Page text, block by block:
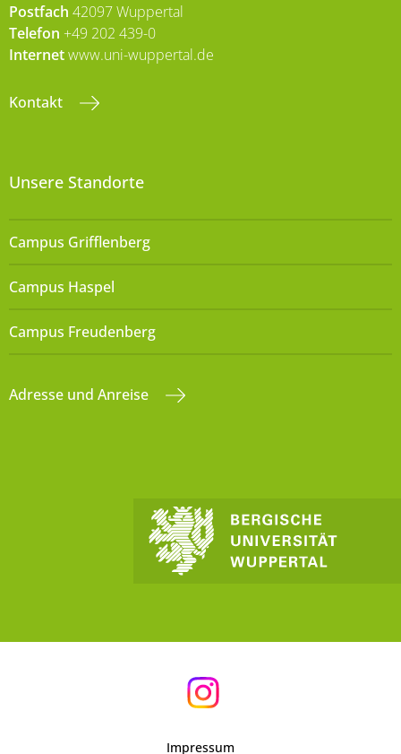
Postfach 42097 Wuppertal
Telefon +49 202 439-0
Internetwww.uni-wuppertal.de
Kontakt
Unsere Standorte
Campus Grifflenberg
Campus Haspel
Campus Freudenberg
Adresse und Anreise
Impressum